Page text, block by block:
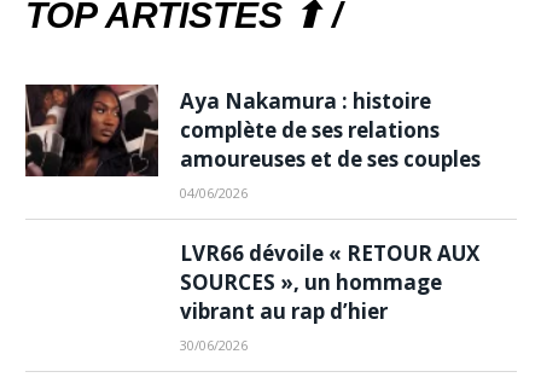
TOP ARTISTES ⬆ /
Aya Nakamura : histoire
complète de ses relations
amoureuses et de ses couples
04/06/2026
LVR66 dévoile « RETOUR AUX
SOURCES », un hommage
vibrant au rap d’hier
30/06/2026